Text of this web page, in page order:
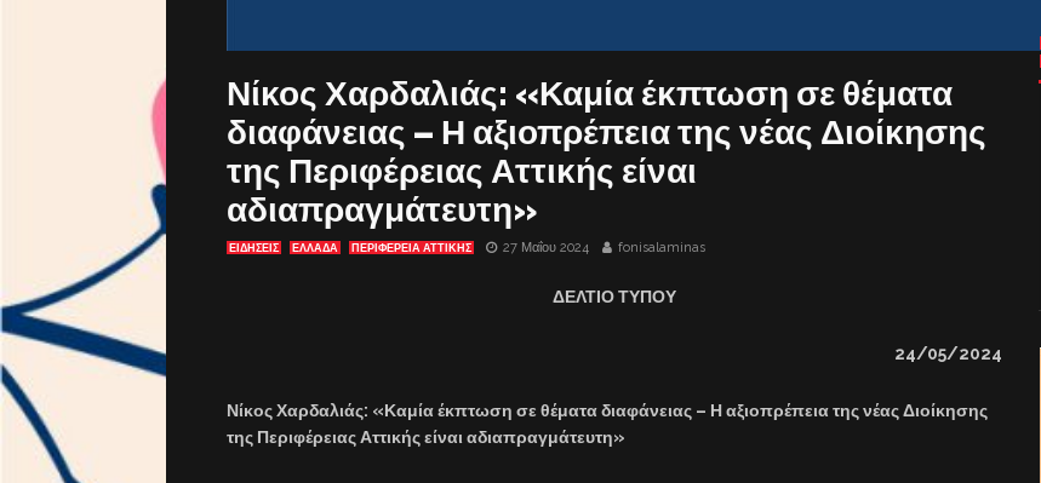
Νίκος Χαρδαλιάς: «Καμία έκπτωση σε θέματα
διαφάνειας – Η αξιοπρέπεια της νέας Διοίκησης
της Περιφέρειας Αττικής είναι
αδιαπραγμάτευτη»
ΕΙΔΗΣΕΙΣ ΕΛΛΑΔΑ ΠΕΡΙΦΕΡΕΙΑ ΑΤΤΙΚΗΣ 27 Μαΐου 2024 fonisalaminas
ΔΕΛΤΙΟ ΤΥΠΟΥ
24/05/2024
Νίκος Χαρδαλιάς: «Καμία έκπτωση σε θέματα διαφάνειας – Η αξιοπρέπεια της νέας Διοίκησης
της Περιφέρειας Αττικής είναι αδιαπραγμάτευτη»